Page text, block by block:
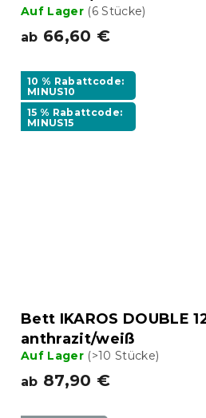
Auf Lager (6 Stücke)
ab 66,60 €
10 % Rabattcode:
MINUS10
15 % Rabattcode:
MINUS15
Bett IKAROS DOUBLE
anthrazit/weiß
Auf Lager (>10 Stücke)
ab 87,90 €